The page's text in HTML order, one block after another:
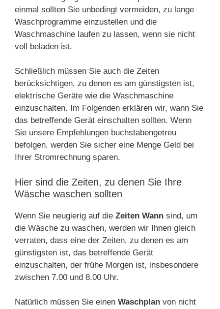
einmal sollten Sie unbedingt vermeiden, zu lange
Waschprogramme einzustellen und die
Waschmaschine laufen zu lassen, wenn sie nicht
voll beladen ist.
Schließlich müssen Sie auch die Zeiten
berücksichtigen, zu denen es am günstigsten ist,
elektrische Geräte wie die Waschmaschine
einzuschalten. Im Folgenden erklären wir, wann Sie
das betreffende Gerät einschalten sollten. Wenn
Sie unsere Empfehlungen buchstabengetreu
befolgen, werden Sie sicher eine Menge Geld bei
Ihrer Stromrechnung sparen.
Hier sind die Zeiten, zu denen Sie Ihre
Wäsche waschen sollten
Wenn Sie neugierig auf die Zeiten Wann sind, um
die Wäsche zu waschen, werden wir Ihnen gleich
verraten, dass eine der Zeiten, zu denen es am
günstigsten ist, das betreffende Gerät
einzuschalten, der frühe Morgen ist, insbesondere
zwischen 7.00 und 8.00 Uhr.
Natürlich müssen Sie einen Waschplan von nicht